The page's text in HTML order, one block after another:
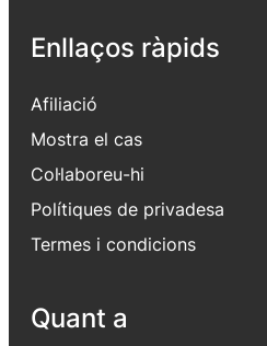
Enllaços ràpids
Afiliació
Mostra el cas
Col·laboreu-hi
Polítiques de privadesa
Termes i condicions
Quant a